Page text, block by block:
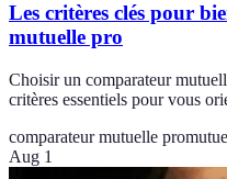
Les critères clés pour
mutuelle pro
Choisir un comparateur
critères essentiels pour vous
comparateur mutuelle pro
Aug 1